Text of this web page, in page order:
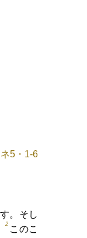
5・1-6
。そし
2
このこ